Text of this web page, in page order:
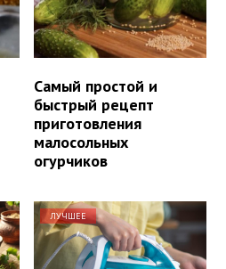
Самый простой и
быстрый рецепт
приготовления
малосольных
огурчиков
ЛУЧШЕЕ